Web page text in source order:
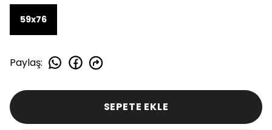
59x76
Paylaş:
SEPETE EKLE